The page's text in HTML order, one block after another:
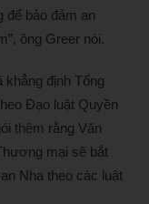
để bảo đảm an
ông Greer nói.
khẳng định Tổng
Đạo luật Quyền
thêm rằng Văn
mại sẽ bắt
Nha theo các luật